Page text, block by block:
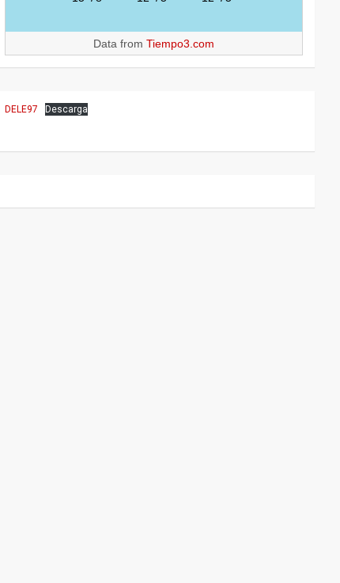
Data fromTiempo3.com
DELE97 Descarga